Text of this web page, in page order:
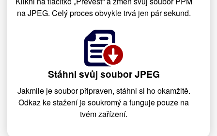
na JPEG. Celý proces obvykle trvá jen pár sekund.
Stáhni svůj soubor JPEG
Jakmile je soubor připraven, stáhni si ho okamžitě.
Odkaz ke stažení je soukromý a funguje pouze na
tvém zařízení.